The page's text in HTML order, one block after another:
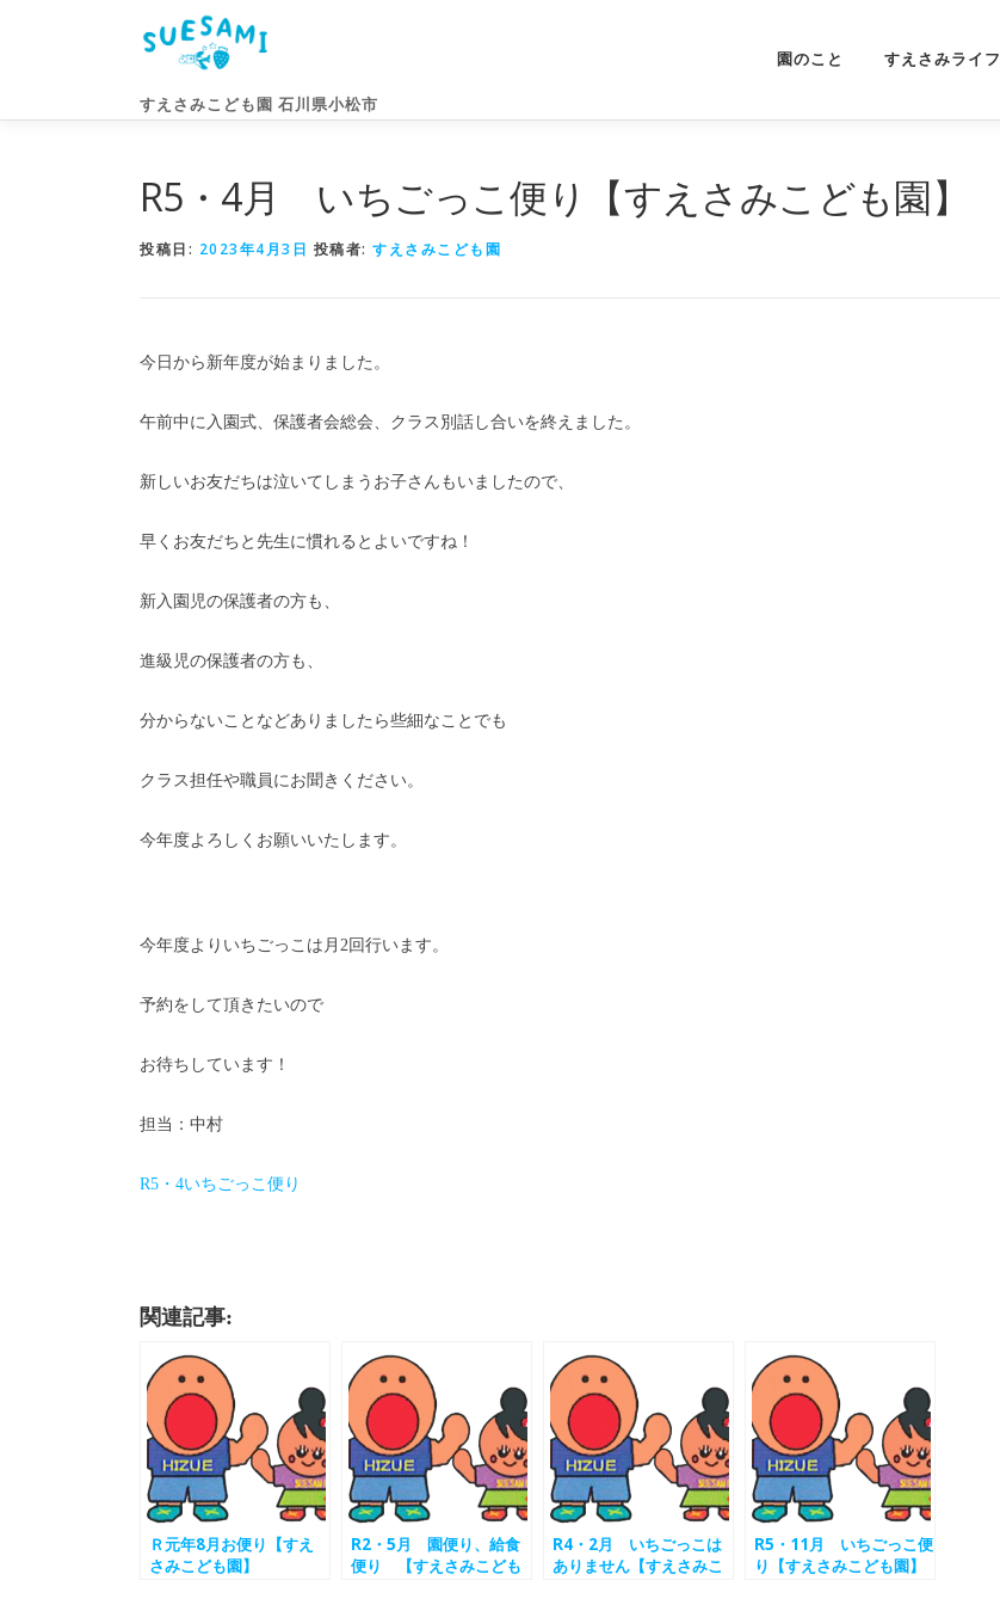
ツ
すえさみこども園 石川県小松市
園のこと すえさみライフ
R5・4月 いちごっこ便り【すえさみこども園】
投稿日: 2023年4月3日 投稿者: すえさみこども園
今日から新年度が始まりました。
午前中に入園式、保護者会総会、クラス別話し合いを終えました。
新しいお友だちは泣いてしまうお子さんもいましたので、
早くお友だちと先生に慣れるとよいですね！
新入園児の保護者の方も、
進級児の保護者の方も、
分からないことなどありましたら些細なことでも
クラス担任や職員にお聞きください。
今年度よろしくお願いいたします。
今年度よりいちごっこは月2回行います。
予約をして頂きたいので
お待ちしています！
担当：中村
R5・4いちごっこ便り
関連記事:
Ｒ元年8月お便り【すえ
さみこども園】
R2・5月 園便り、給食
便り 【すえさみこども
R4・2月 いちごっこは
ありません【すえさみこ
R5・11月 いちごっこ便
り【すえさみこども園】